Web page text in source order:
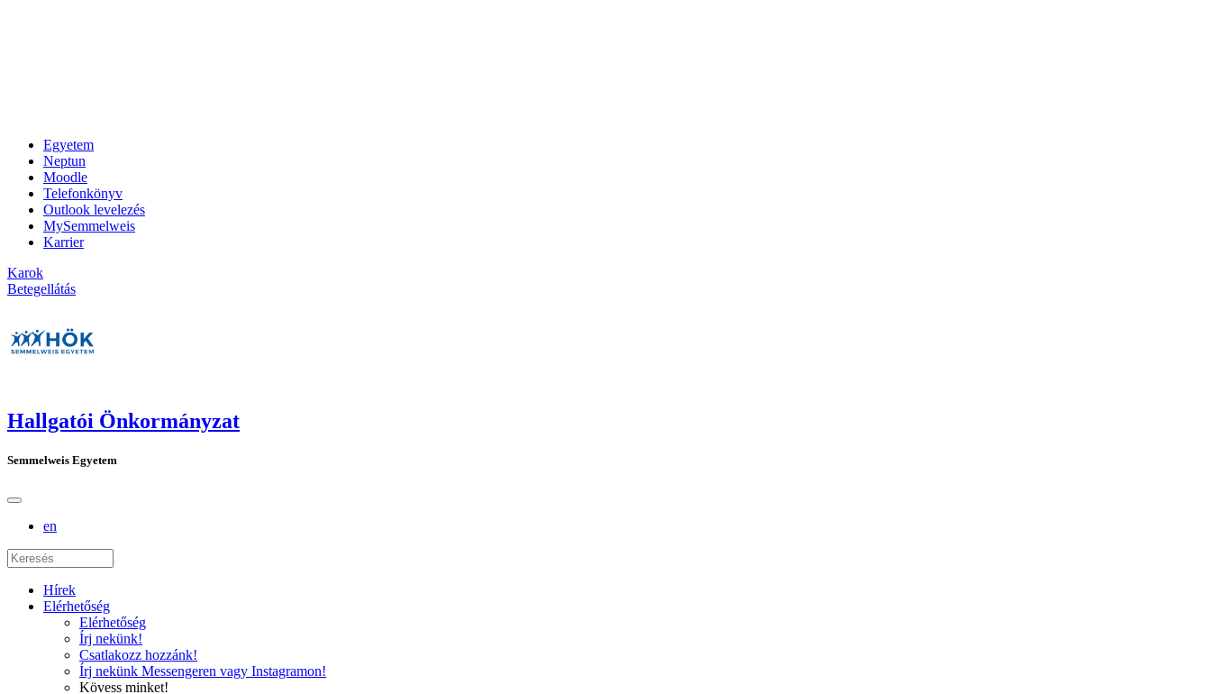
Egyetem
Neptun
Moodle
Telefonkönyv
Outlook levelezés
MySemmelweis
Karrier
Karok
Betegellátás
Hallgatói Önkormányzat
Semmelweis Egyetem
en
Hírek
Elérhetőség
Elérhetőség
Írj nekünk!
Csatlakozz hozzánk!
Írj nekünk Messengeren vagy Instagramon!
Kövess minket!